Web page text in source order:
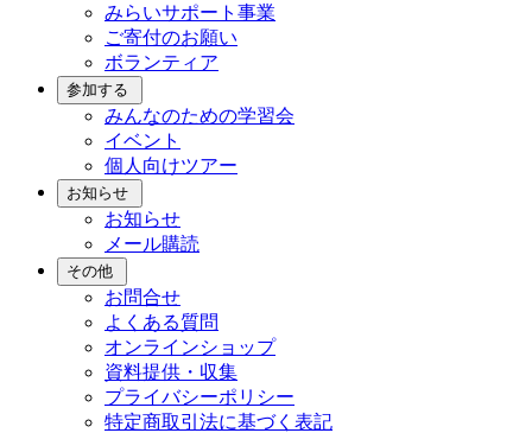
みらいサポート事業
ご寄付のお願い
ボランティア
参加する
みんなのための学習会
イベント
個人向けツアー
お知らせ
お知らせ
メール購読
その他
お問合せ
よくある質問
オンラインショップ
資料提供・収集
プライバシーポリシー
特定商取引法に基づく表記